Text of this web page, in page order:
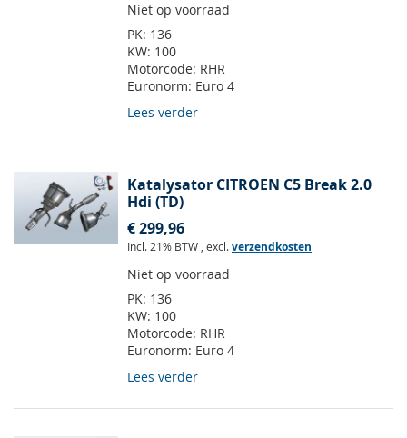
Niet op voorraad
PK: 136
KW: 100
Motorcode: RHR
Euronorm: Euro 4
Lees verder
Katalysator CITROEN C5 Break 2.0
Hdi (TD)
€ 299,96
Incl. 21% BTW , excl.verzendkosten
Niet op voorraad
PK: 136
KW: 100
Motorcode: RHR
Euronorm: Euro 4
Lees verder